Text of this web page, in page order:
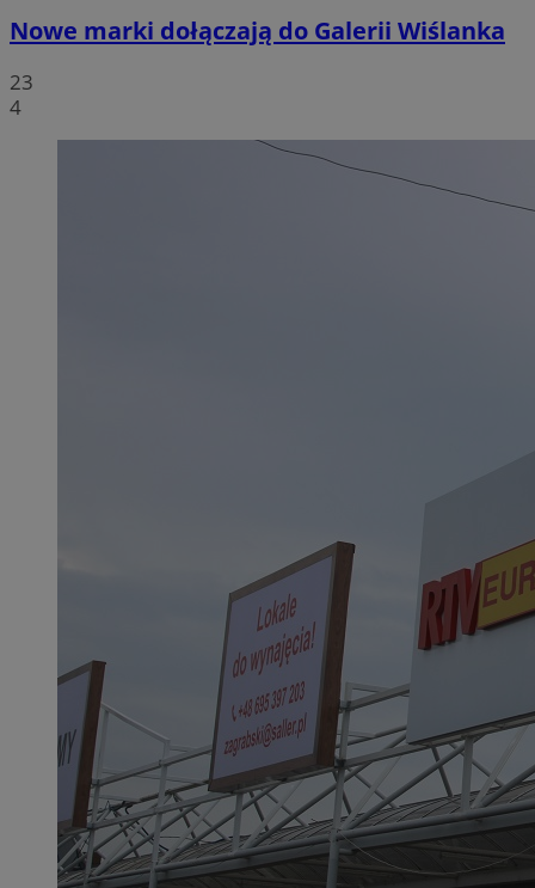
Nowe marki dołączają do Galerii Wiślanka
23
4